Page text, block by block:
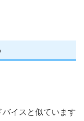
イスと似ています